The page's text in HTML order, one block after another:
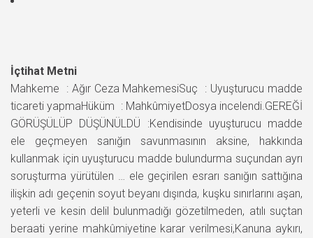
İçtihat Metni
Mahkeme : Ağır Ceza MahkemesiSuç : Uyuşturucu madde
ticareti yapmaHüküm : MahkûmiyetDosya incelendi.GEREĞİ
GÖRÜŞÜLÜP DÜŞÜNÜLDÜ :Kendisinde uyuşturucu madde
ele geçmeyen sanığın savunmasının aksine, hakkında
kullanmak için uyuşturucu madde bulundurma suçundan ayrı
soruşturma yürütülen … ele geçirilen esrarı sanığın sattığına
ilişkin adı geçenin soyut beyanı dışında, kuşku sınırlarını aşan,
yeterli ve kesin delil bulunmadığı gözetilmeden, atılı suçtan
beraati yerine mahkûmiyetine karar verilmesi,Kanuna aykırı,